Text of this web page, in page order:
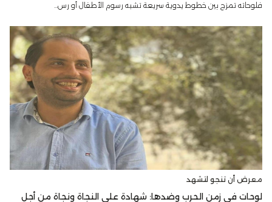
فلوحاته تمزج بين خطوط يدوية سريعة تشبه رسوم الأطفال أو رس...
معرض أن تنجو لتشهد
لوحات في زمن الحرب وضدها: شهادة على النجاة ونجاة من أجل